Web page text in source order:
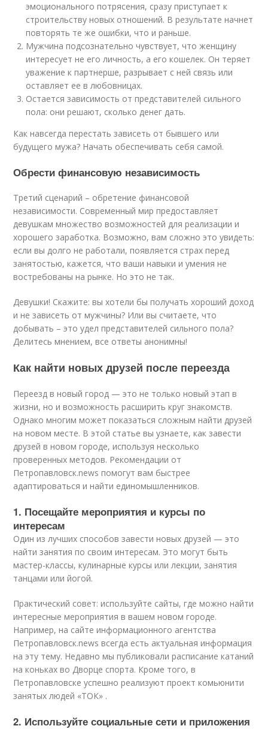
эмоционального потрясения, сразу приступает к
строительству новых отношений. В результате начнет
повторять те же ошибки, что и раньше.
Мужчина подсознательно чувствует, что женщину
интересует не его личность, а его кошелек. Он теряет
уважение к партнерше, разрывает с ней связь или
оставляет ее в любовницах.
Остается зависимость от представителей сильного
пола: они решают, сколько денег дать.
Как навсегда перестать зависеть от бывшего или
будущего мужа? Начать обеспечивать себя самой.
Обрести финансовую независимость
Третий сценарий – обретение финансовой
независимости. Современный мир предоставляет
девушкам множество возможностей для реализации и
хорошего заработка. Возможно, вам сложно это увидеть:
если вы долго не работали, появляется страх перед
занятостью, кажется, что ваши навыки и умения не
востребованы на рынке. Но это не так.
Девушки! Скажите: вы хотели бы получать хороший доход
и не зависеть от мужчины? Или вы считаете, что
добывать – это удел представителей сильного пола?
Делитесь мнением, все ответы анонимны!
Как найти новых друзей после переезда
Переезд в новый город — это не только новый этап в
жизни, но и возможность расширить круг знакомств.
Однако многим может показаться сложным найти друзей
на новом месте. В этой статье вы узнаете, как завести
друзей в новом городе, используя несколько
проверенных методов. Рекомендации от
Петропавловск.news помогут вам быстрее
адаптироваться и найти единомышленников.
1. Посещайте мероприятия и курсы по
интересам
Один из лучших способов завести новых друзей — это
найти занятия по своим интересам. Это могут быть
мастер-классы, кулинарные курсы или лекции, занятия
танцами или йогой.
Практический совет: используйте сайты, где можно найти
интересные мероприятия в вашем новом городе.
Например, на сайте информационного агентства
Петропавловск.news всегда есть актуальная информация
на эту тему. Недавно мы публиковали расписание катаний
на коньках во Дворце спорта. Кроме того, в
Петропавловске успешно реализуют проект комьюнити
занятых людей «ТОК» .
2. Используйте социальные сети и приложения